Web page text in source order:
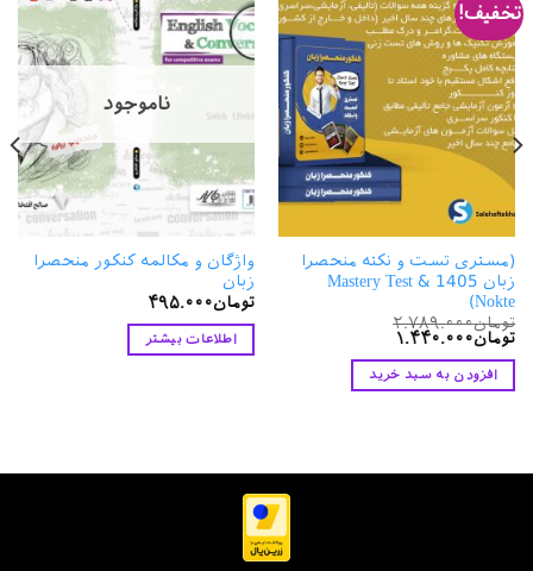
تخفیف!
(مستری تست و نکته منحصرا
زبان 1405 Mastery Test &
Nokte)
تومان۲.۷۸۹.۰۰۰
قیمت
اصلی
تومان۲.۷۸۹.۰۰۰
بود.
تومان۱.۴۴۰.۰۰۰
تومان۱.۴۴۰.۰۰۰
است.
افزودن به سبد خرید
ناموجود
واژگان و مکالمه کنکور منحصرا
زبان
تومان۴۹۵.۰۰۰
اطلاعات بیشتر